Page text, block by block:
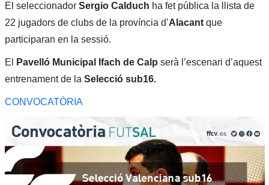
El seleccionador Sergio Calduch ha fet pública la llista de
22 jugadors de clubs de la província d’Alacantque
participaran en la sessió.
El Pavelló Municipal Ifach de Calp serà l’escenari d’aquest
entrenament de la Selecció sub16.
CONVOCATÒRIA